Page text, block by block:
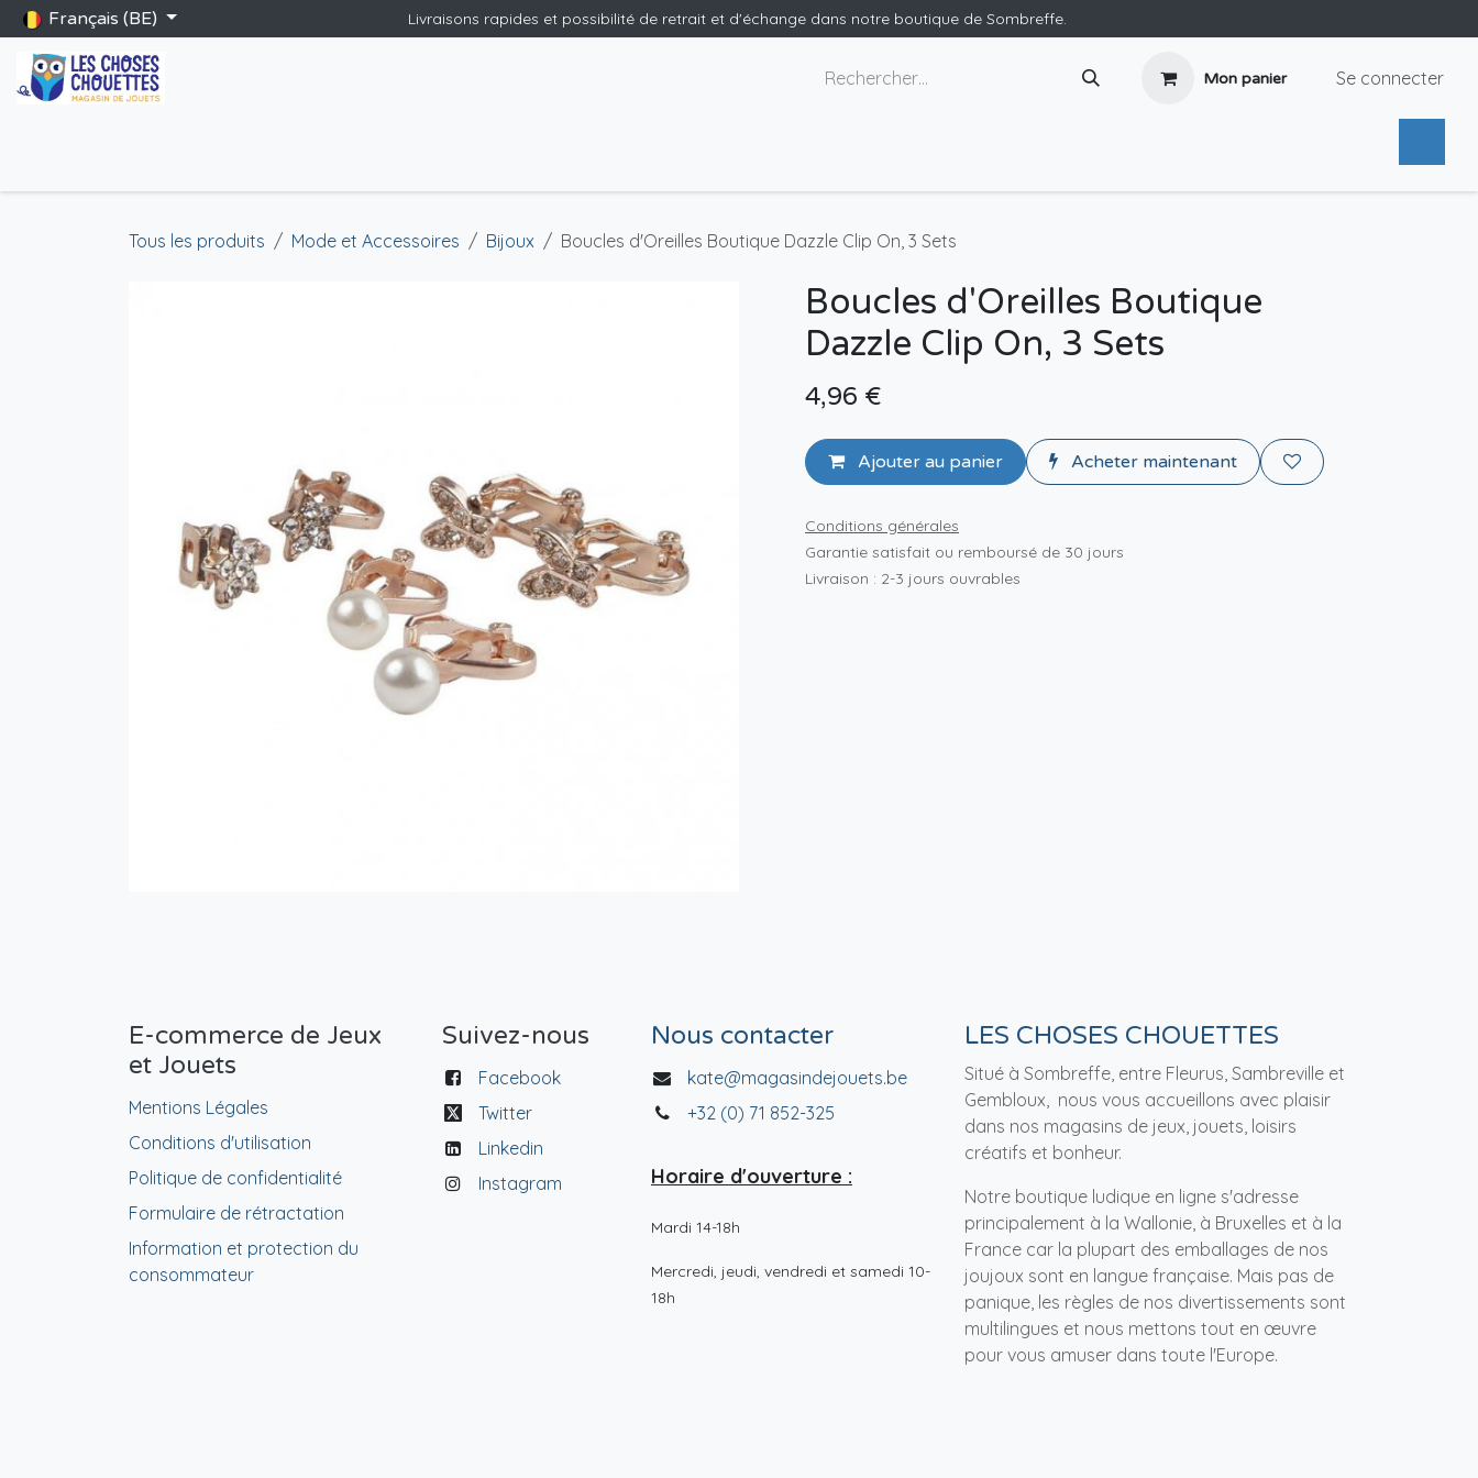
Se rendre au contenu
Français (BE) Livraisons rapides et possibilité de retrait et d'échange dans notre boutique de Sombreffe.
Mon panier Se connecter
Tous les produits Mode et Accessoires Bijoux Boucles d'Oreilles Boutique Dazzle Clip On, 3 Sets
Boucles d'Oreilles Boutique
Dazzle Clip On, 3 Sets
4,96 €
Ajouter au panier Acheter maintenant
Conditions générales
Garantie satisfait ou remboursé de 30 jours
Livraison : 2-3 jours ouvrables
E-commerce de Jeux
et Jouets
Mentions Légales
Conditions d'utilisation
Politique de confidentialité
Formulaire de rétractation
Information et protection du
consommateur
Suivez-nous
Facebook
Twitter
Linkedin
Instagram
Nous contacter
kate@magasindejouets.be
+32 (0) 71 852-325
Horaire d'ouverture :
Mardi 14-18h
Mercredi, jeudi, vendredi et samedi 10-
18h
LES CHOSES CHOUETTES
Situé à Sombreffe, entre Fleurus, Sambreville et
Gembloux, nous vous accueillons avec plaisir
dans nos magasins de jeux, jouets, loisirs
créatifs et bonheur.
Notre boutique ludique en ligne s'adresse
principalement à la Wallonie, à Bruxelles et à la
France car la plupart des emballages de nos
joujoux sont en langue française. Mais pas de
panique, les règles de nos divertissements sont
multilingues et nous mettons tout en œuvre
pour vous amuser dans toute l'Europe.